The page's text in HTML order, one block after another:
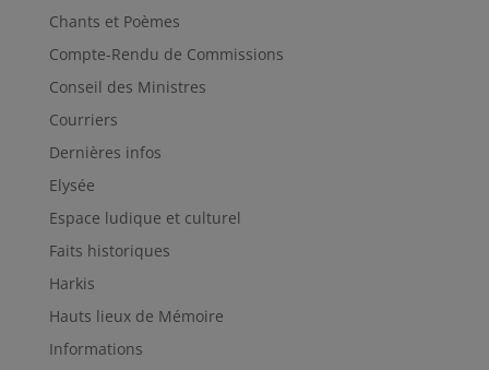
Chants et Poèmes
Compte-Rendu de Commissions
Conseil des Ministres
Courriers
Dernières infos
Elysée
Espace ludique et culturel
Faits historiques
Harkis
Hauts lieux de Mémoire
Informations